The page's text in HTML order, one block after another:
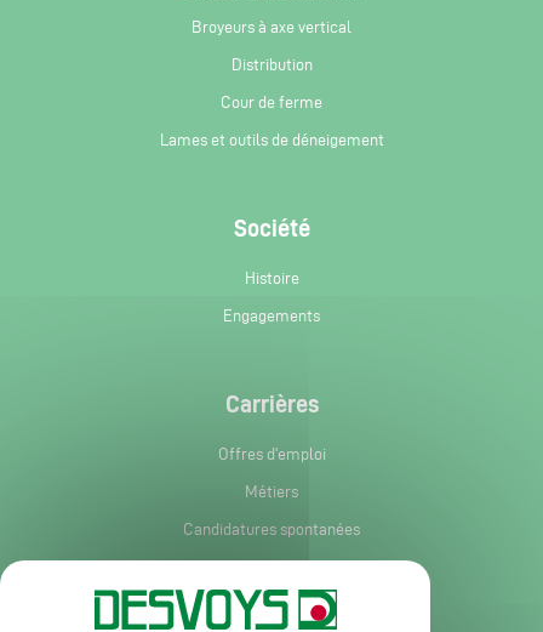
Broyeurs à axe vertical
Distribution
Cour de ferme
Lames et outils de déneigement
Société
Histoire
Engagements
Carrières
Offres d'emploi
Métiers
Candidatures spontanées
Services et informations